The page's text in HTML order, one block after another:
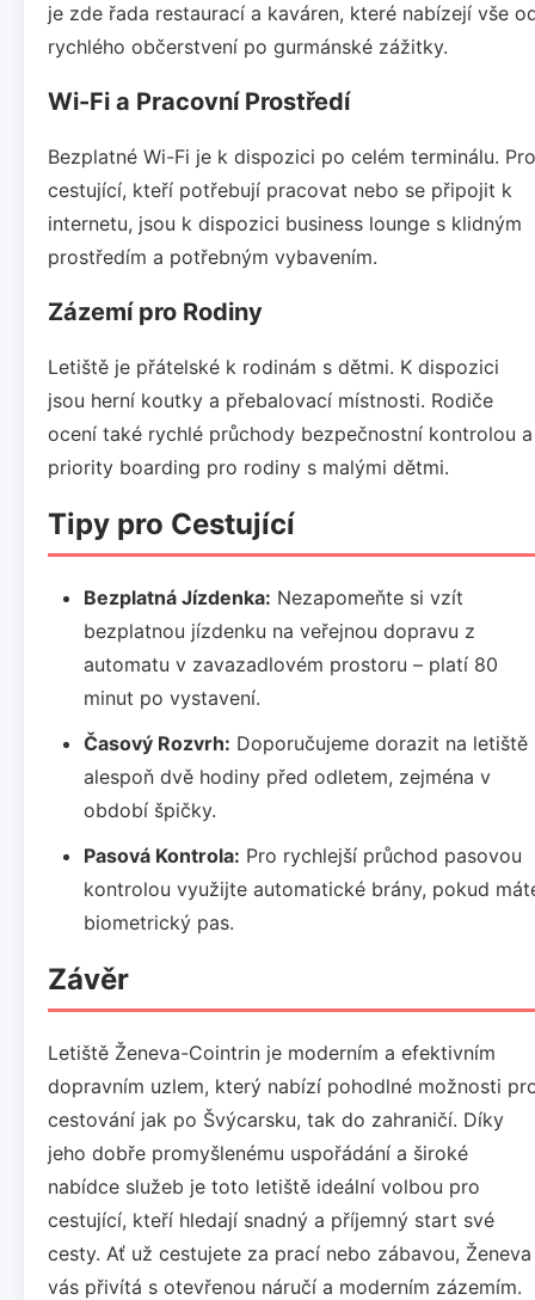
je zde řada restaurací a kaváren, které nabízejí vše
rychlého občerstvení po gurmánské zážitky.
Wi-Fi a Pracovní Prostředí
Bezplatné Wi-Fi je k dispozici po celém terminálu. Pro
cestující, kteří potřebují pracovat nebo se připojit k
internetu, jsou k dispozici business lounge s klidným
prostředím a potřebným vybavením.
Zázemí pro Rodiny
Letiště je přátelské k rodinám s dětmi. K dispozici
jsou herní koutky a přebalovací místnosti. Rodiče
ocení také rychlé průchody bezpečnostní kontrolou a
priority boarding pro rodiny s malými dětmi.
Tipy pro Cestující
Bezplatná Jízdenka: Nezapomeňte si vzít
bezplatnou jízdenku na veřejnou dopravu z
automatu v zavazadlovém prostoru – platí 80
minut po vystavení.
Časový Rozvrh: Doporučujeme dorazit na letiště
alespoň dvě hodiny před odletem, zejména v
období špičky.
Pasová Kontrola: Pro rychlejší průchod pasovou
kontrolou využijte automatické brány, pokud
biometrický pas.
Závěr
Letiště Ženeva-Cointrin je moderním a efektivním
dopravním uzlem, který nabízí pohodlné možnosti
cestování jak po Švýcarsku, tak do zahraničí. Díky
jeho dobře promyšlenému uspořádání a široké
nabídce služeb je toto letiště ideální volbou pro
cestující, kteří hledají snadný a příjemný start své
cesty. Ať už cestujete za prací nebo zábavou, Ženeva
vás přivítá s otevřenou náručí a moderním zázemím.